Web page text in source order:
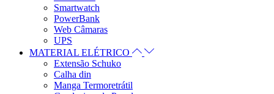
Smartwatch
PowerBank
Web Câmaras
UPS
MATERIAL ELÉTRICO
Extensão Schuko
Calha din
Manga Termoretrátil